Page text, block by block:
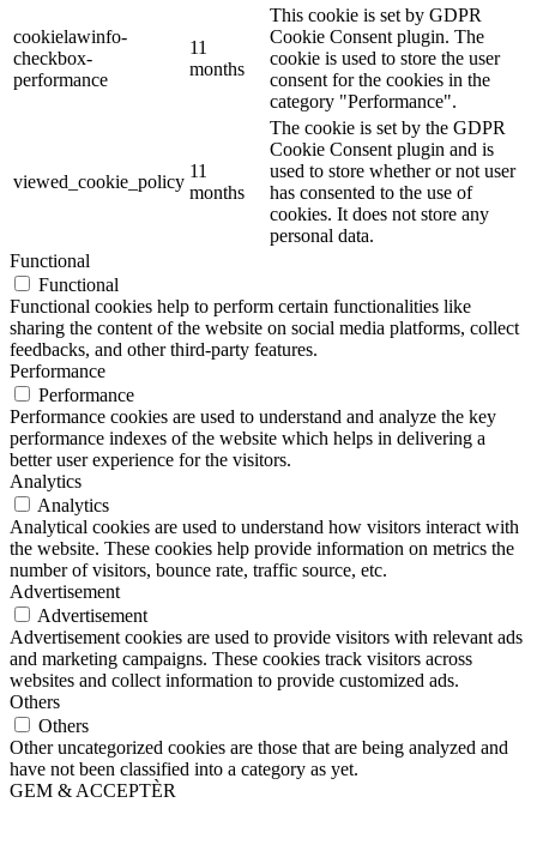
cookielawinfo-
checkbox-
performance
11
months
This cookie is set by GDPR
Cookie Consent plugin. The
cookie is used to store the user
consent for the cookies in the
category "Performance".
viewed_cookie_policy
11
months
The cookie is set by the GDPR
Cookie Consent plugin and is
used to store whether or not user
has consented to the use of
cookies. It does not store any
personal data.
Functional
Functional
Functional cookies help to perform certain functionalities like
sharing the content of the website on social media platforms, collect
feedbacks, and other third-party features.
Performance
Performance
Performance cookies are used to understand and analyze the key
performance indexes of the website which helps in delivering a
better user experience for the visitors.
Analytics
Analytics
Analytical cookies are used to understand how visitors interact with
the website. These cookies help provide information on metrics the
number of visitors, bounce rate, traffic source, etc.
Advertisement
Advertisement
Advertisement cookies are used to provide visitors with relevant ads
and marketing campaigns. These cookies track visitors across
websites and collect information to provide customized ads.
Others
Others
Other uncategorized cookies are those that are being analyzed and
have not been classified into a category as yet.
GEM & ACCEPTÈR